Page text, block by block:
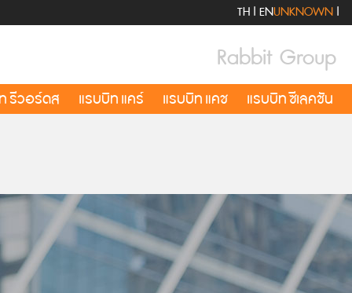
TH|ENUNKNOWN|
Rabbit Group
รีวอร์ดส แรบบิท แคร์ แรบบิท แคช แรบบิท ซีเลคชัน